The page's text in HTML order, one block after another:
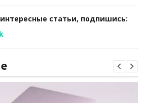
статьи, подпишись: